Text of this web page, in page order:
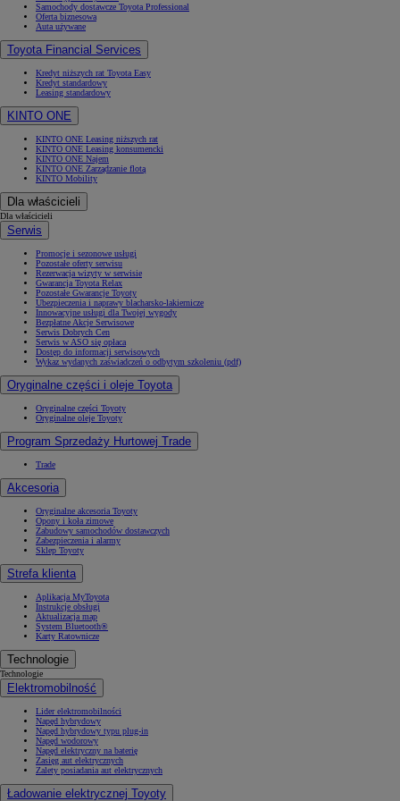
Samochody dostawcze Toyota Professional
Oferta biznesowa
Auta używane
Toyota Financial Services
Kredyt niższych rat Toyota Easy
Kredyt standardowy
Leasing standardowy
KINTO ONE
KINTO ONE Leasing niższych rat
KINTO ONE Leasing konsumencki
KINTO ONE Najem
KINTO ONE Zarządzanie flotą
KINTO Mobility
Dla właścicieli
Dla właścicieli
Serwis
Promocje i sezonowe usługi
Pozostałe oferty serwisu
Rezerwacja wizyty w serwisie
Gwarancja Toyota Relax
Pozostałe Gwarancje Toyoty
Ubezpieczenia i naprawy blacharsko-lakiernicze
Innowacyjne usługi dla Twojej wygody
Bezpłatne Akcje Serwisowe
Serwis Dobrych Cen
Serwis w ASO się opłaca
Dostęp do informacji serwisowych
Wykaz wydanych zaświadczeń o odbytym szkoleniu (pdf)
Oryginalne części i oleje Toyota
Oryginalne części Toyoty
Oryginalne oleje Toyoty
Program Sprzedaży Hurtowej Trade
Trade
Akcesoria
Oryginalne akcesoria Toyoty
Opony i koła zimowe
Zabudowy samochodów dostawczych
Zabezpieczenia i alarmy
Sklep Toyoty
Strefa klienta
Aplikacja MyToyota
Instrukcje obsługi
Aktualizacja map
System Bluetooth®
Karty Ratownicze
Technologie
Technologie
Elektromobilność
Lider elektromobilności
Napęd hybrydowy
Napęd hybrydowy typu plug-in
Napęd wodorowy
Napęd elektryczny na baterię
Zasięg aut elektrycznych
Zalety posiadania aut elektrycznych
Ładowanie elektrycznej Toyoty